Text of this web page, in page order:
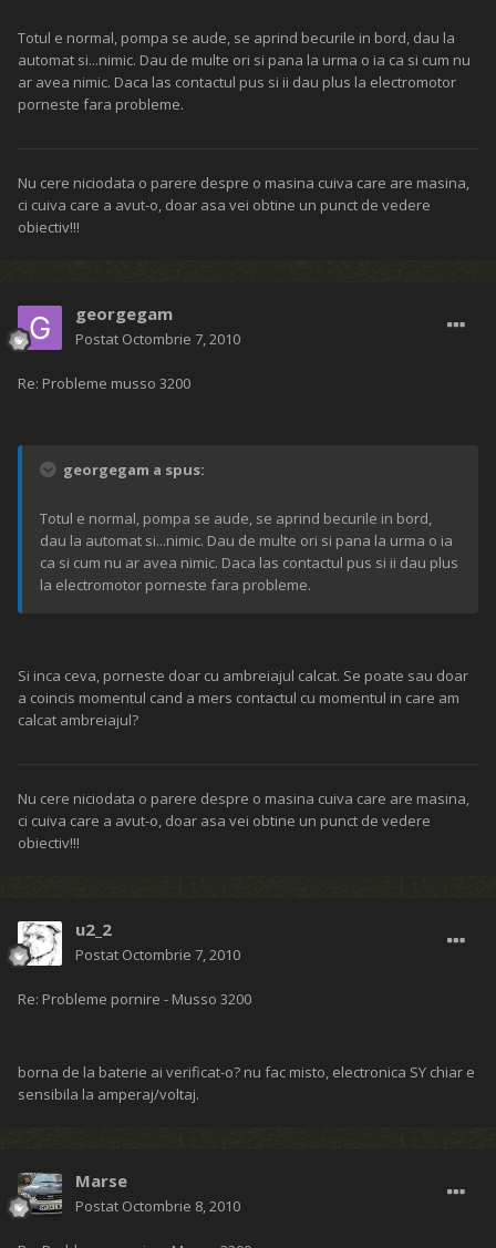
Totul e normal, pompa se aude, se aprind becurile in bord, dau la
automat si...nimic. Dau de multe ori si pana la urma o ia ca si cum nu
ar avea nimic. Daca las contactul pus si ii dau plus la electromotor
porneste fara probleme.
Nu cere niciodata o parere despre o masina cuiva care are masina,
ci cuiva care a avut-o, doar asa vei obtine un punct de vedere
obiectiv!!!
georgegam
Postat Octombrie 7, 2010
Re: Probleme musso 3200
georgegam a spus:
Totul e normal, pompa se aude, se aprind becurile in bord,
dau la automat si...nimic. Dau de multe ori si pana la urma o ia
ca si cum nu ar avea nimic. Daca las contactul pus si ii dau plus
la electromotor porneste fara probleme.
Si inca ceva, porneste doar cu ambreiajul calcat. Se poate sau doar
a coincis momentul cand a mers contactul cu momentul in care am
calcat ambreiajul?
Nu cere niciodata o parere despre o masina cuiva care are masina,
ci cuiva care a avut-o, doar asa vei obtine un punct de vedere
obiectiv!!!
u2_2
Postat Octombrie 7, 2010
Re: Probleme pornire - Musso 3200
borna de la baterie ai verificat-o? nu fac misto, electronica SY chiar e
sensibila la amperaj/voltaj.
Marse
Postat Octombrie 8, 2010